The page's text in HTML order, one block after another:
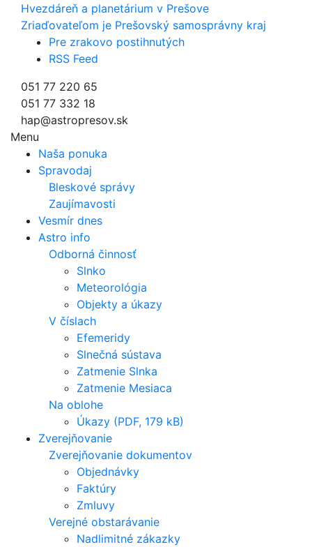
Hvezdáreň a planetárium v Prešove
Zriaďovateľom je Prešovský samosprávny kraj
Pre zrakovo postihnutých
RSS Feed
051 77 220 65
051 77 332 18
hap@astropresov.sk
Menu
Naša ponuka
Spravodaj
Bleskové správy
Zaujímavosti
Vesmír dnes
Astro info
Odborná činnosť
Slnko
Meteorológia
Objekty a úkazy
V číslach
Efemeridy
Slnečná sústava
Zatmenie Slnka
Zatmenie Mesiaca
Na oblohe
Úkazy (PDF, 179 kB)
Zverejňovanie
Zverejňovanie dokumentov
Objednávky
Faktúry
Zmluvy
Verejné obstarávanie
Nadlimitné zákazky